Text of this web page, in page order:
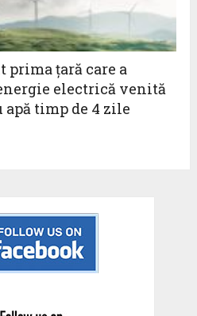
prima țară care a
electrică venită
apă timp de 4 zile